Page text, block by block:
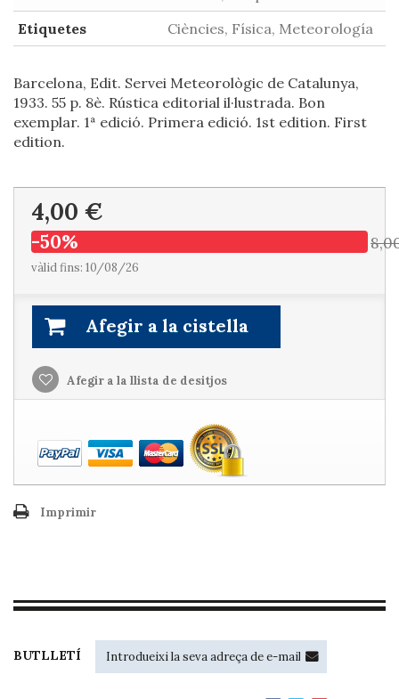
Etiquetes
Ciències, Física, Meteorología
Barcelona, Edit. Servei Meteorològic de Catalunya,
1933. 55 p. 8è. Rústica editorial il·lustrada. Bon
exemplar. 1ª edició. Primera edició. 1st edition. First
edition.
4,00 €
-50%
vàlid fins: 10/08/26
Afegir a la cistella
Afegir a la llista de desitjos
Imprimir
BUTLLETÍ